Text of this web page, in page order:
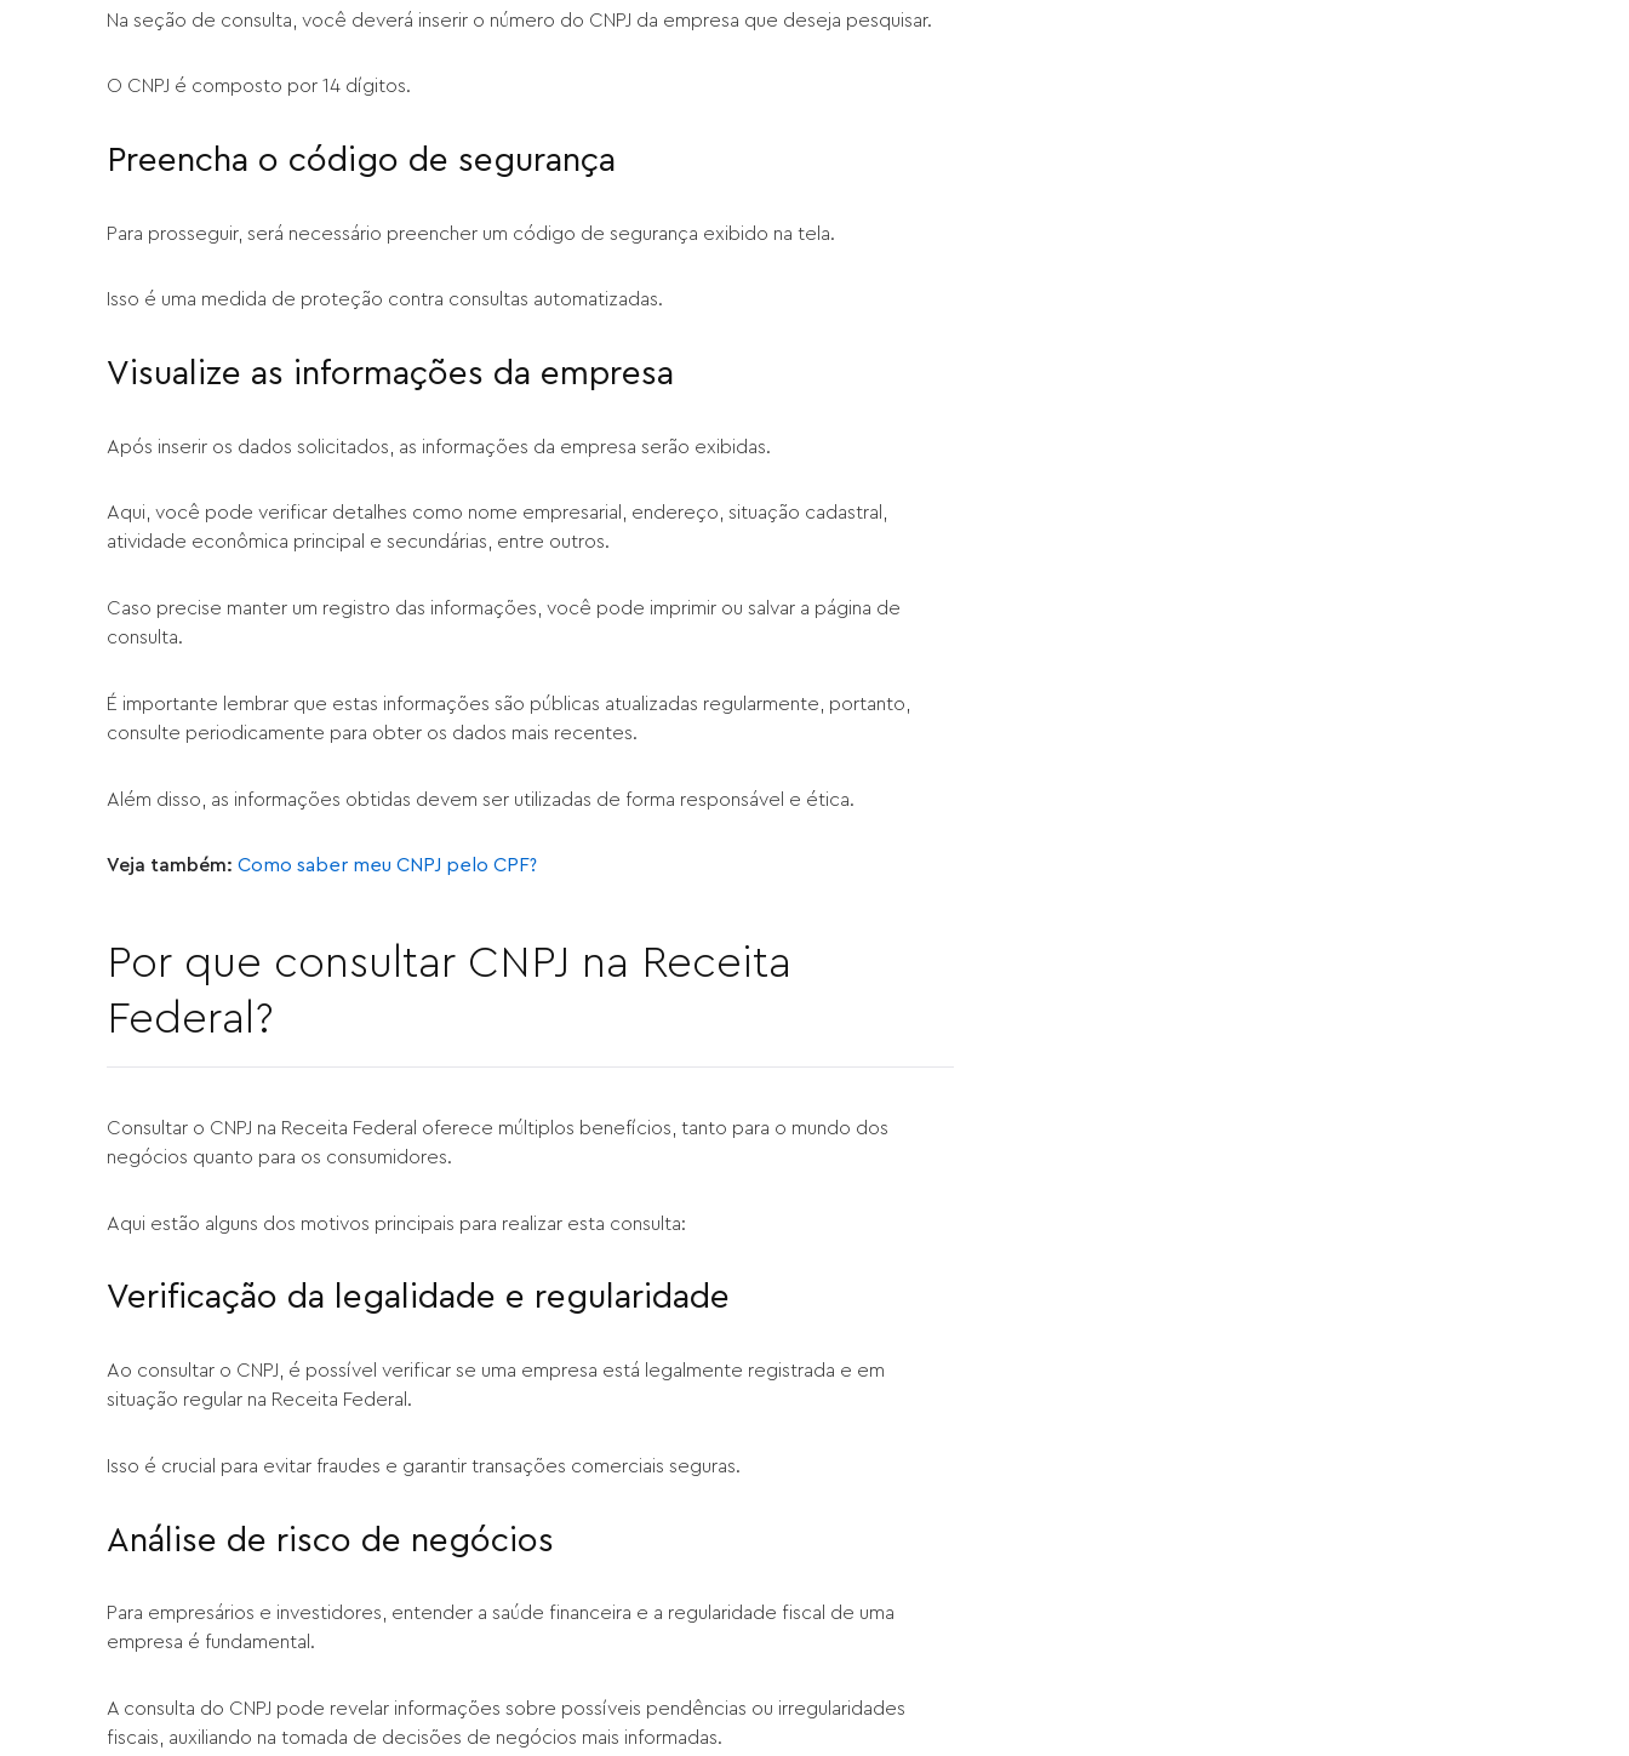
Na seção de consulta, você deverá inserir o número do CNPJ da empresa que deseja pesquisar.
O CNPJ é composto por 14 dígitos.
Preencha o código de segurança
Para prosseguir, será necessário preencher um código de segurança exibido na tela.
Isso é uma medida de proteção contra consultas automatizadas.
Visualize as informações da empresa
Após inserir os dados solicitados, as informações da empresa serão exibidas.
Aqui, você pode verificar detalhes como nome empresarial, endereço, situação cadastral,
atividade econômica principal e secundárias, entre outros.
Caso precise manter um registro das informações, você pode imprimir ou salvar a página de
consulta.
É importante lembrar que estas informações são públicas atualizadas regularmente, portanto,
consulte periodicamente para obter os dados mais recentes.
Além disso, as informações obtidas devem ser utilizadas de forma responsável e ética.
Veja também: Como saber meu CNPJ pelo CPF?
Por que consultar CNPJ na Receita
Federal?
Consultar o CNPJ na Receita Federal oferece múltiplos benefícios, tanto para o mundo dos
negócios quanto para os consumidores.
Aqui estão alguns dos motivos principais para realizar esta consulta:
Verificação da legalidade e regularidade
Ao consultar o CNPJ, é possível verificar se uma empresa está legalmente registrada e em
situação regular na Receita Federal.
Isso é crucial para evitar fraudes e garantir transações comerciais seguras.
Análise de risco de negócios
Para empresários e investidores, entender a saúde financeira e a regularidade fiscal de uma
empresa é fundamental.
A consulta do CNPJ pode revelar informações sobre possíveis pendências ou irregularidades
fiscais, auxiliando na tomada de decisões de negócios mais informadas.